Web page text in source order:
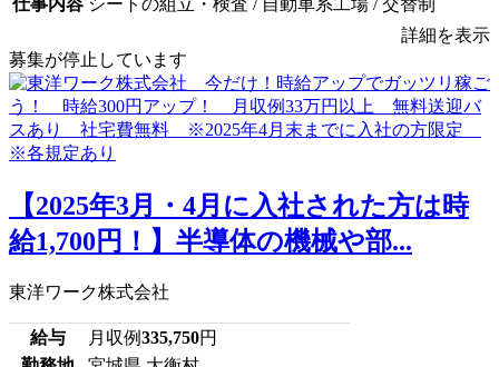
詳細を表示
募集が停止しています
【2025年3月・4月に入社された方は時
給1,700円！】半導体の機械や部...
東洋ワーク株式会社
給与 月収例335,750円